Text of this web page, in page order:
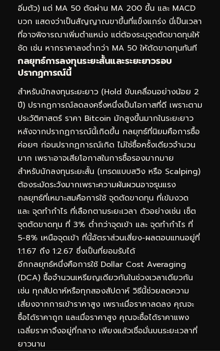
อิ่มตัว) แต่ MA 50 ตัดผ่าน MA 200 ขึ้น และ MACD
บวก แสดงว่าเป็นสัญญาณขาขึ้นที่แข็งแกร่ง นี่เป็นเวลา
ที่อาจพิจารณาเพิ่มตำแหน่ง แต่ต้องระบุจุดตัดขาดทุนให้
ชัด เช่น หากราคาลงต่ำกว่า MA 50 ให้ตัดขาดทุนทันที
กลยุทธ์การลงทุนระยะสั้นและระยะยาวรอบ
ปรากฏการณ์นี้
สำหรับนักลงทุนระยะยาว (Hold ขับเคลื่อนอย่างน้อย 2
ปี) ปรากฏการณ์ลดลงครึ่งหนึ่งเป็นโอกาสที่ดี เพราะตาม
ประวัติศาสตร์ ราคา Bitcoin มักสูงขึ้นมากในระยะยาว
หลังจากปรากฏการณ์นี้เกิดขึ้น กลยุทธ์ที่นิยมคือการซื้อ
ค่อยๆ ก่อนปรากฏการณ์เกิด ไม่ใช่ซื้อครั้งเดียวจำนวน
มาก เพราะอาจเสียโอกาสในการซื้อรองมากมาย
สำหรับนักลงทุนระยะสั้น (เทรดแบบสวิง หรือ Scalping)
ต้องระมัดระวังมากเพราะความผันผวนอาจรุนแรง
กลยุทธ์ที่เหมาะสมคือการใช้ จุดตัดขาดทุน ที่เข้มงวด
และ จุดทำกำไร ที่เลือกตามระยะเวลา ตัวอย่างเช่น เซ็ต
จุดตัดขาดทุน ที่ 3% ต่ำกว่าจุดเข้า และ จุดทำกำไร ที่
5-8% เหนือจุดเข้า ที่นี้อัตราส่วนเสี่ยง-ผลตอบแทนอยู่ที่
1:1.67 ถึง 1:2.67 ซึ่งเป็นที่ยอมรับได้
อีกกลยุทธ์หนึ่งคือการใช้ Dollar Cost Averaging
(DCA) ซื้อจำนวนเหรียญเดียวกันในช่วงเวลาเดียวกัน
เช่น ทุกสัปดาห์หรือทุกสองสัปดาห์ วิธีนี้ช่วยลดความ
เสี่ยงจากการเข้าราคาสูง เพราะเมื่อราคาลดลง คุณจะ
ซื้อได้ราคาถูก และเมื่อราคาสูง คุณจะซื้อได้ราคาแพง
เฉลี่ยราคาจึงอยู่ที่กลาง เพียงแล้วเชื่อมั่นบนระยะเวลาที่
ยาวนาน